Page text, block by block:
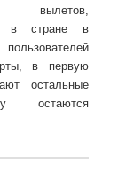
в стране в
в первую
остальные
остаются